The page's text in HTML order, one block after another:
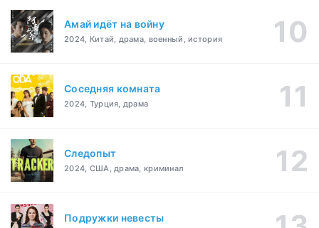
Амай идёт на войну
2024, Китай, драма, военный, история
Соседняя комната
2024, Турция, драма
Следопыт
2024, США, драма, криминал
Подружки невесты